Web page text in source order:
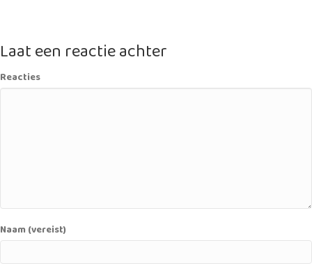
Laat een reactie achter
Reacties
Naam (vereist)